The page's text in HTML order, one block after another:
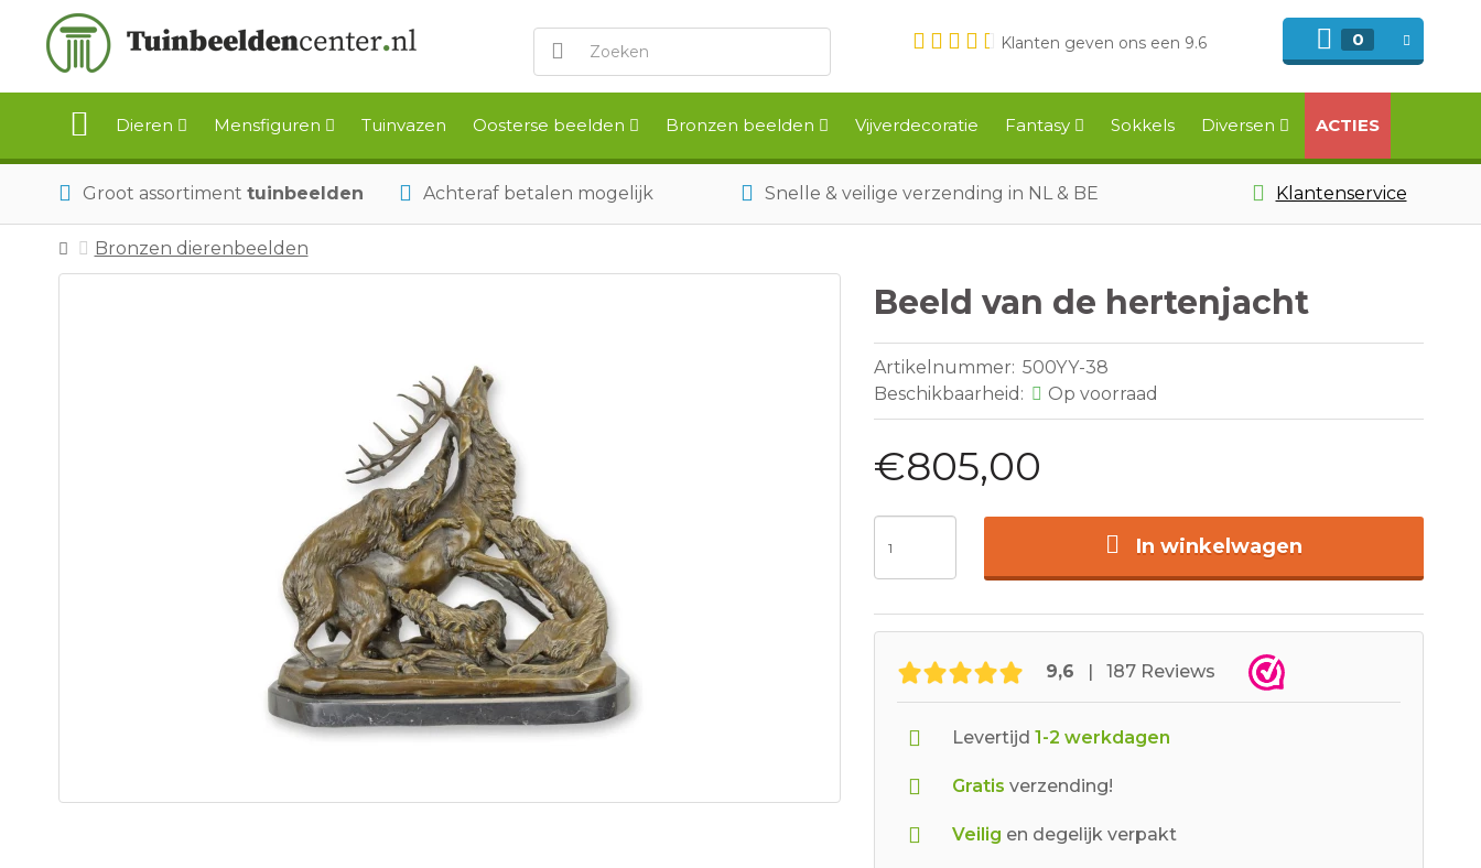
Klanten geven ons een 9.6 0
Dieren Mensfiguren Tuinvazen Oosterse beelden Bronzen beelden Vijverdecoratie Fantasy Sokkels Diversen ACTIES
Groot assortiment tuinbeelden Achteraf betalen mogelijk Snelle & veilige verzending in NL & BE Klantenservice
Bronzen dierenbeelden
Beeld van de hertenjacht
Artikelnummer: 500YY-38
Beschikbaarheid:
Op voorraad
€805,00
In winkelwagen
9,6 | 187 Reviews
Levertijd 1-2 werkdagen
Gratis verzending!
Veilig en degelijk verpakt